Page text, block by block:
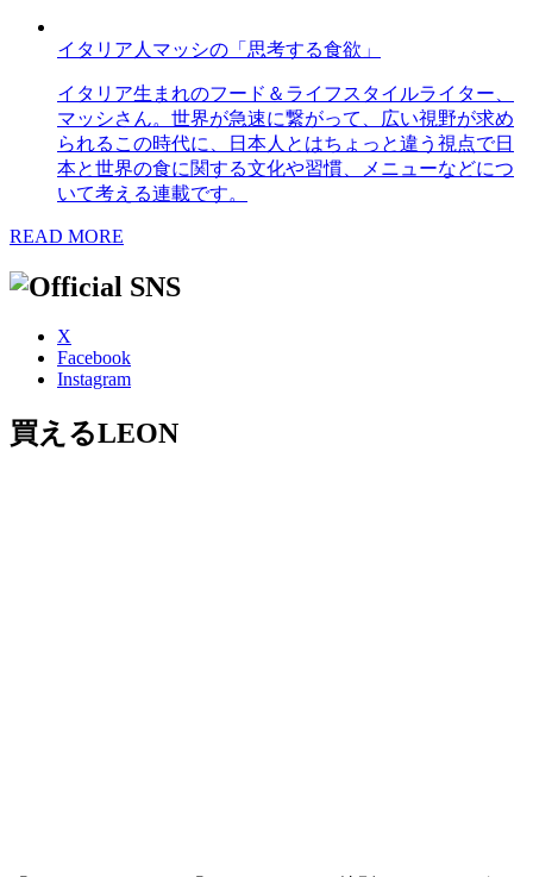
イタリア人マッシの「思考する食欲」
イタリア生まれのフード＆ライフスタイルライター、
マッシさん。世界が急速に繋がって、広い視野が求め
られるこの時代に、日本人とはちょっと違う視点で日
本と世界の食に関する文化や習慣、メニューなどにつ
いて考える連載です。
READ MORE
X
Facebook
Instagram
買えるLEON